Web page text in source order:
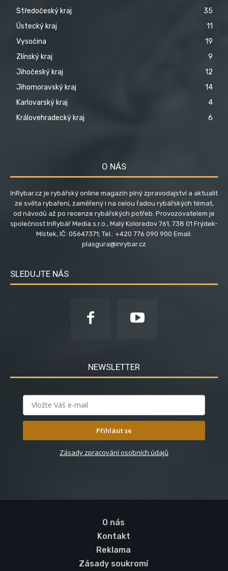
Středočeský kraj
35
Ústecký kraj
11
Vysočina
19
Zlínský kraj
9
Jihočeský kraj
12
Jihomoravský kraj
14
Karlovarský kraj
4
Královehradecký kraj
6
O NÁS
InRybar.cz je rybářský online magazín plný zpravodajství a aktualit
ze světa rybaření, zaměřený i na celou řadou rybářských témat,
od návodů až po recenze rybářských potřeb. Provozovatelem je
společnost InRybář Media s.r.o., Malý Koloredov 761, 738 01 Frýdek-
Místek, IČ: 05647371; Tel.: +420 776 090 900 Email:
plasgura@inrybar.cz
SLEDUJTE NÁS
NEWSLETTER
Přihlásit se
Zásady zpracování osobních údajů
O nás
Kontakt
Reklama
Zásady soukromí